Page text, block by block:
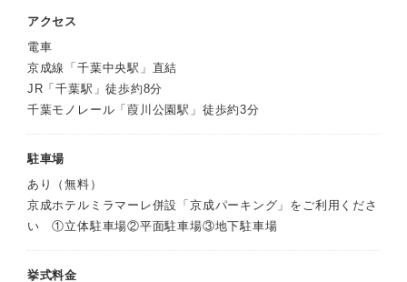
アクセス
電車
京成線「千葉中央駅」直結
JR「千葉駅」徒歩約8分
千葉モノレール「葭川公園駅」徒歩約3分
駐車場
あり（無料）
京成ホテルミラマーレ併設「京成パーキング」をご利用くださ
い ①立体駐車場②平面駐車場③地下駐車場
挙式料金